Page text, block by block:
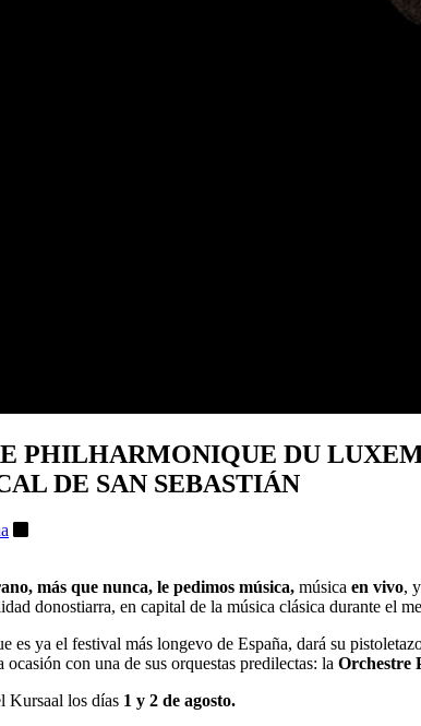
PHILHARMONIQUE DU
DE SAN SEBASTIÁN
más que nunca, le pedimos música, música en vivo,
donostiarra, en capital de la música clásica durante el
es ya el festival más longevo de España, dará su
con una de sus orquestas predilectas: la Orchestre
Kursaal los días 1 y 2 de agosto.